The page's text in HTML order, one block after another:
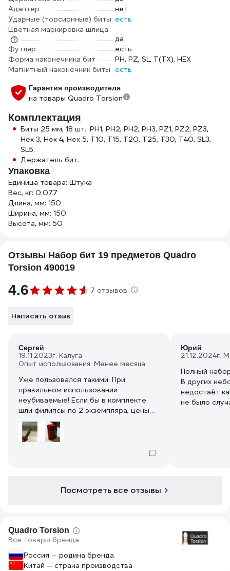
Адаптер
нет
Ударные (торсионные) биты есть
Цветная маркировка шлица
да
Футляр
есть
Форма наконечника бит
PH, PZ, SL, T(TX), HEX
Магнитный наконечник биты
есть
Гарантия производителя
на товары Quadro Torsion
Комплектация
Биты 25 мм, 18 шт.: PH1, PH2, PH2, PH3, PZ1, PZ2, PZ3,
Hex 3, Hex 4, Hex 5, T10, T15, T20, T25, T30, T40, SL3,
SL5.
Держатель бит.
Упаковка
Единица товара: Штука
Вес, кг: 0.077
Длина, мм: 150
Ширина, мм: 150
Высота, мм: 50
Отзывы Набор бит 19 предметов Quadro
Torsion 490019
4.6 7 отзывов
Написать отзыв
Сергей
19.11.2023г. Калуга
Опыт использования: Менее месяца
Уже пользовался такими. При
правильном использовании
неубиваемые! Если бы в комплекте
шли филипсы по 2 экземпляра, цены
бы небыло набору )
Отдельно понравился кейс. Удобный,
помещается в карман и там не
мешается. Биты можно достать одной
проваливаются даже в комплектный
подорожания в 2 раза!
Юрий
21.12.2024г.
Полный
В других
недостаёт
не было
Посмотреть все отзывы
Quadro Torsion
Все товары бренда
Россия — родина бренда
Китай — страна производства